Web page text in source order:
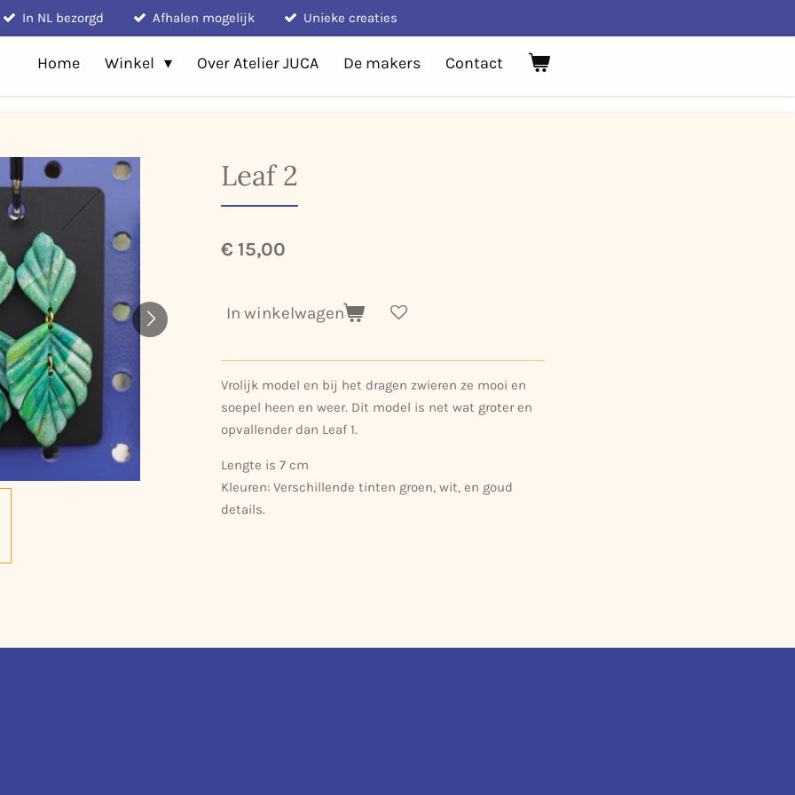
In NL bezorgd Afhalen mogelijk Unieke creaties
Home Winkel Over Atelier JUCA De makers Contact
Leaf 2
€ 15,00
In winkelwagen
Vrolijk model en bij het dragen zwieren ze mooi en
soepel heen en weer. Dit model is net wat groter en
opvallender dan Leaf 1.
Lengte is 7 cm
Kleuren: Verschillende tinten groen, wit, en goud
details.